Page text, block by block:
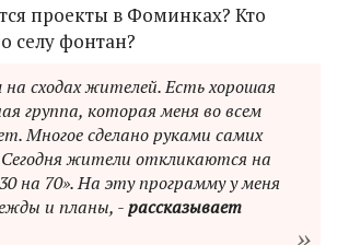
проекты в Фоминках? Кто
селу фонтан?
сходах жителей. Есть хорошая
группа, которая меня во всем
Многое сделано руками самих
жители откликаются на
на 70». На эту программу у меня
и планы, -рассказывает